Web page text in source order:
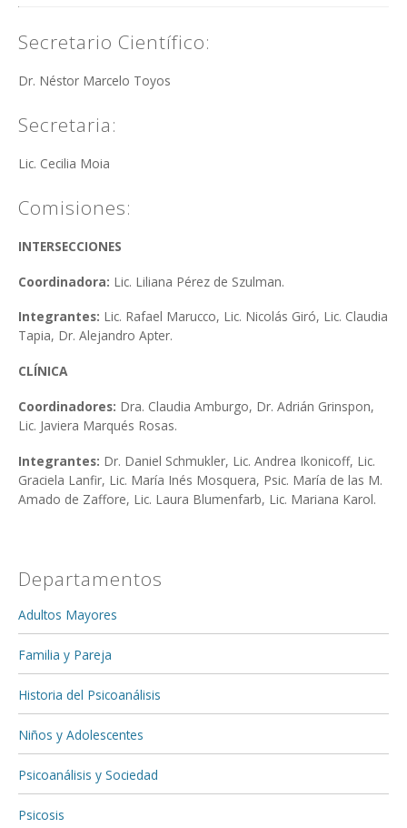
Secretario Científico:
Dr. Néstor Marcelo Toyos
Secretaria:
Lic. Cecilia Moia
Comisiones:
INTERSECCIONES
Coordinadora: Lic. Liliana Pérez de Szulman.
Integrantes: Lic. Rafael Marucco, Lic. Nicolás Giró, Lic. Claudia
Tapia, Dr. Alejandro Apter.
CLÍNICA
Coordinadores: Dra. Claudia Amburgo, Dr. Adrián Grinspon,
Lic. Javiera Marqués Rosas.
Integrantes: Dr. Daniel Schmukler, Lic. Andrea Ikonicoff, Lic.
Graciela Lanfir, Lic. María Inés Mosquera, Psic. María de las M.
Amado de Zaffore, Lic. Laura Blumenfarb, Lic. Mariana Karol.
Departamentos
Adultos Mayores
Familia y Pareja
Historia del Psicoanálisis
Niños y Adolescentes
Psicoanálisis y Sociedad
Psicosis